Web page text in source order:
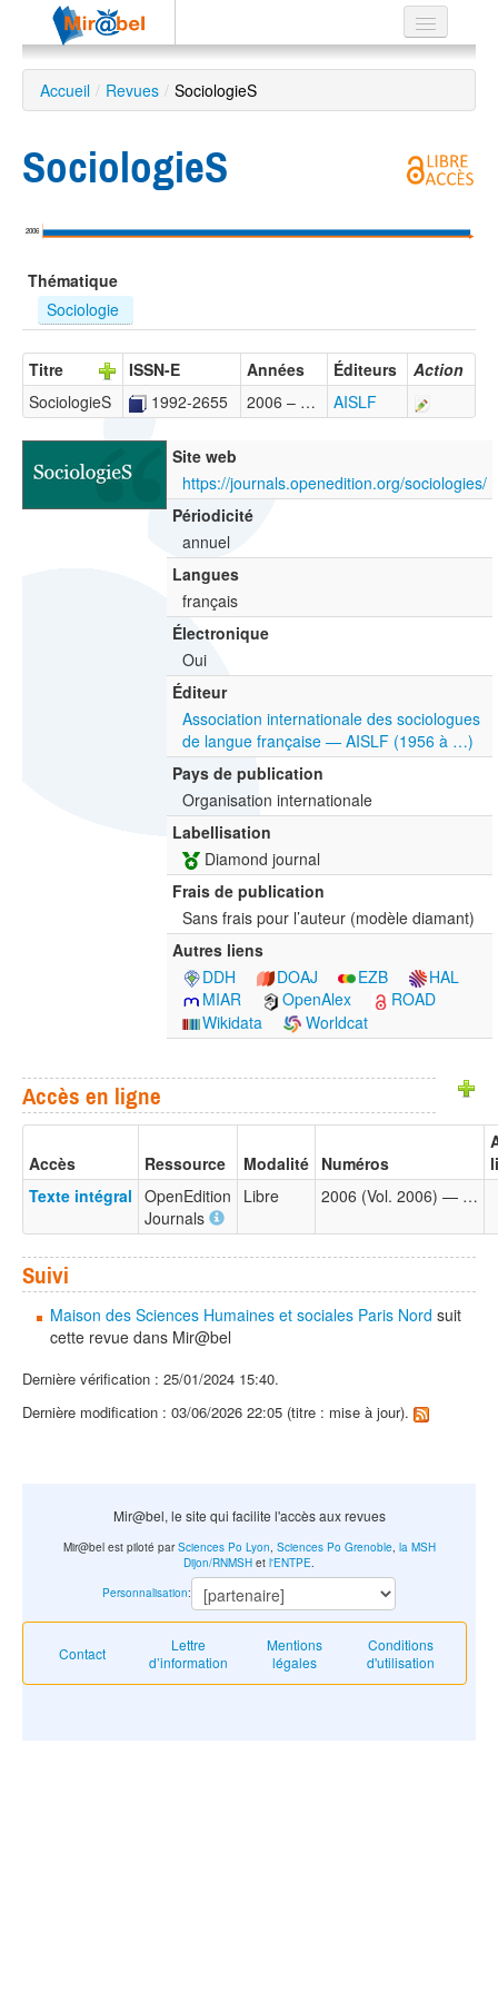
Le réseau
Soutien
Listes
Recherche
avancée
EN
ES
?
Accueil / Revues / SociologieS
SociologieS
2006
Thématique
Sociologie
Titre ISSN-E Années Éditeurs
Action
SociologieS
1992-2655 2006 – … AISLF
Site web
https://journals.openedition.org/sociologies/
Périodicité
annuel
Langues
français
Électronique
Oui
Éditeur
Association internationale des sociologues
de langue française — AISLF (1956 à …)
Pays de publication
Organisation internationale
Labellisation
Diamond journal
Frais de publication
Sans frais pour l’auteur (modèle diamant)
Autres liens
DDH
DOAJ EZB
HAL
MIAR
OpenAlex
ROAD
Wikidata
Worldcat
Accès en ligne
Accès Ressource Modalité Numéros
Texte intégral OpenEdition
Journals
Libre 2006 (Vol. 2006) — …
Suivi
Maison des Sciences Humaines et sociales Paris Nord suit
cette revue dans Mir@bel
Dernière vérification : 25/01/2024 15:40.
Dernière modification : 03/06/2026 22:05 (titre : mise à jour).
Mir@bel, le site qui facilite l'accès aux revues
Contact
Lettre
d’information
Mentions
légales
Conditions
d'utilisation
Mir@bel est piloté parSciences Po Lyon, Sciences Po Grenoble, la MSH
Dijon/RNMSH et l'ENTPE.
Personnalisation: